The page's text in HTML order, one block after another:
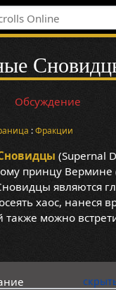
Обсуждение
:Фракции
(Supernal
принцу Вермине
являются
хаос,
также можно